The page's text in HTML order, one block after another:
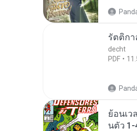
รัตติก
decht
PDF
ย้อนเว
นตัว 1-